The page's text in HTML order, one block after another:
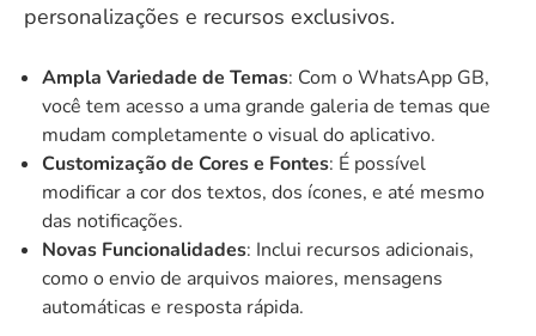
personalizações e recursos exclusivos.
Ampla Variedade de Temas: Com o WhatsApp GB,
você tem acesso a uma grande galeria de temas que
mudam completamente o visual do aplicativo.
Customização de Cores e Fontes: É possível
modificar a cor dos textos, dos ícones, e até mesmo
das notificações.
Novas Funcionalidades: Inclui recursos adicionais,
como o envio de arquivos maiores, mensagens
automáticas e resposta rápida.